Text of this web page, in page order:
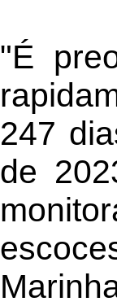
"É
247
de